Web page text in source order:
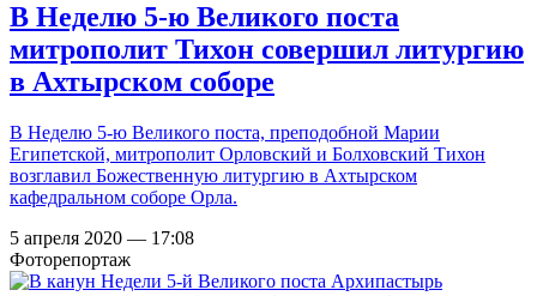
В Неделю 5-ю Великого поста
митрополит Тихон совершил литургию
в Ахтырском соборе
В Неделю 5-ю Великого поста, преподобной Марии
Египетской, митрополит Орловский и Болховский Тихон
возглавил Божественную литургию в Ахтырском
кафедральном соборе Орла.
5 апреля 2020 — 17:08
Фоторепортаж